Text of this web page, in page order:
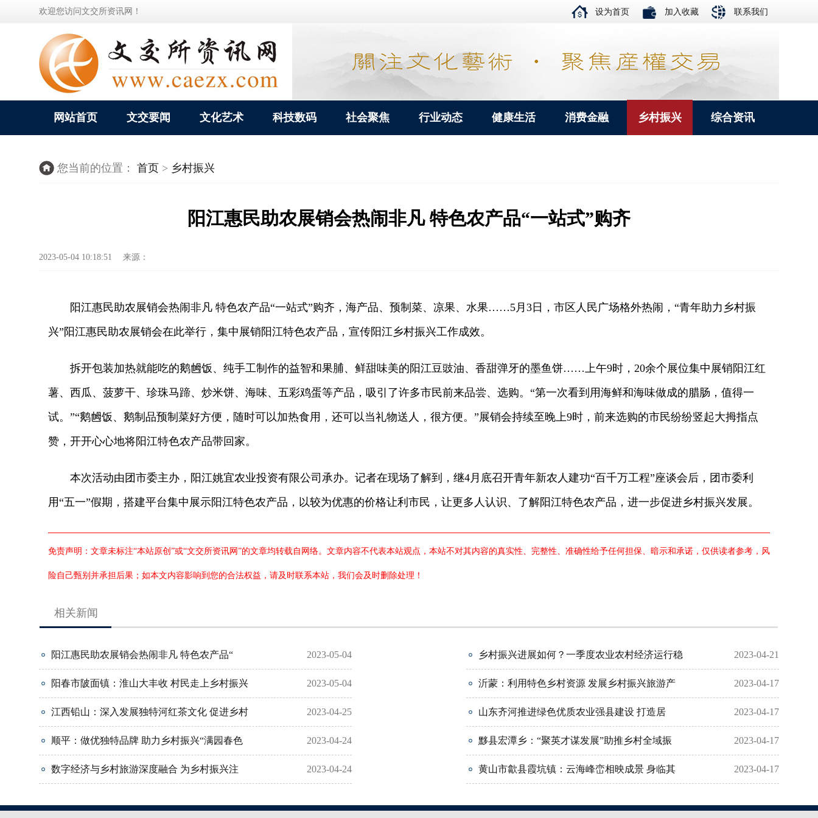
欢迎您访问文交所资讯网！ 设为首页 加入收藏 联系我们
网站首页 文交要闻 文化艺术 科技数码 社会聚焦 行业动态 健康生活 消费金融 乡村振兴 综合资讯
您当前的位置： 首页 > 乡村振兴
阳江惠民助农展销会热闹非凡 特色农产品“一站式”购齐
2023-05-04 10:18:51 来源：
阳江惠民助农展销会热闹非凡 特色农产品“一站式”购齐，海产品、预制菜、凉果、水果……5月3日，市区人民广场格外热闹，“青年助力乡村振
兴”阳江惠民助农展销会在此举行，集中展销阳江特色农产品，宣传阳江乡村振兴工作成效。
拆开包装加热就能吃的鹅乸饭、纯手工制作的益智和果脯、鲜甜味美的阳江豆豉油、香甜弹牙的墨鱼饼……上午9时，20余个展位集中展销阳江红
薯、西瓜、菠萝干、珍珠马蹄、炒米饼、海味、五彩鸡蛋等产品，吸引了许多市民前来品尝、选购。“第一次看到用海鲜和海味做成的腊肠，值得一
试。”“鹅乸饭、鹅制品预制菜好方便，随时可以加热食用，还可以当礼物送人，很方便。”展销会持续至晚上9时，前来选购的市民纷纷竖起大拇指点
赞，开开心心地将阳江特色农产品带回家。
本次活动由团市委主办，阳江姚宜农业投资有限公司承办。记者在现场了解到，继4月底召开青年新农人建功“百千万工程”座谈会后，团市委利
用“五一”假期，搭建平台集中展示阳江特色农产品，以较为优惠的价格让利市民，让更多人认识、了解阳江特色农产品，进一步促进乡村振兴发展。
免责声明：文章未标注“本站原创”或“文交所资讯网”的文章均转载自网络。文章内容不代表本站观点，本站不对其内容的真实性、完整性、准确性给予任何担保、暗示和承诺，仅供读者参考，风
险自己甄别并承担后果；如本文内容影响到您的合法权益，请及时联系本站，我们会及时删除处理！
相关新闻
阳江惠民助农展销会热闹非凡 特色农产品“ 2023-05-04
阳春市陂面镇：淮山大丰收 村民走上乡村振兴 2023-05-04
江西铅山：深入发展独特河红茶文化 促进乡村 2023-04-25
顺平：做优独特品牌 助力乡村振兴“满园春色 2023-04-24
数字经济与乡村旅游深度融合 为乡村振兴注 2023-04-24
乡村振兴进展如何？一季度农业农村经济运行稳 2023-04-21
沂蒙：利用特色乡村资源 发展乡村振兴旅游产 2023-04-17
山东齐河推进绿色优质农业强县建设 打造居 2023-04-17
黟县宏潭乡：“聚英才谋发展”助推乡村全域振 2023-04-17
黄山市歙县霞坑镇：云海峰峦相映成景 身临其 2023-04-17